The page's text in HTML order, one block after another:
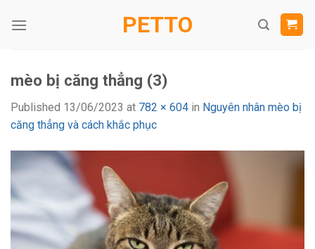
PETTO
mèo bị căng thẳng (3)
Published 13/06/2023 at 782 × 604 in Nguyên nhân mèo bị
căng thẳng và cách khắc phục